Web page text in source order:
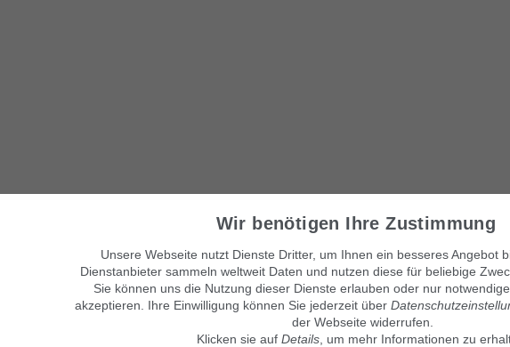
verwenden
Condiciones
Visítanos también en:
findix.de
findix.es
findix.at
© Maven360 GmbH
Mit Stolz entwickelt
Wir benötigen Ihre Zustimmung
Unsere Webseite nutzt Dienste Dritter, um Ihnen ein besseres Angebot
Dienstanbieter sammeln weltweit Daten und nutzen diese für beliebige
Sie können uns die Nutzung dieser Dienste erlauben oder nur
akzeptieren. Ihre Einwilligung können Sie jederzeit über
der Webseite widerrufen.
Klicken sie auf Details, um mehr Informationen zu